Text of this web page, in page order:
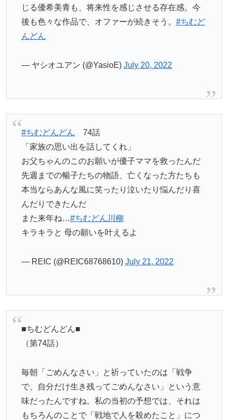
じる優希美青も、将来性を感じさせる存在感。今
後も色々な作品で、オファーが続きそう。 #ちむど
んどん
— ヤシオユアン (@YasioE) July 20, 2022
#ちむどんどん 74話
「家族の思い出を話してくれ」
お父ちゃんのこのお願いが優子ママを救ったんだ
先週までの暢子たちの物語、亡くなった方たちも
本当ならあんな風に笑ったり泣いたり悩んだり喜
んだりできたんだ
また来年ね…#ちむどん川柳
キラキラと 母の願いを叶えるよ
— REIC (@REIC68768610) July 21, 2022
■ちむどんどん■
（第74話）
毎朝「ごめんなさい」と祈っていたのは「戦争
で、自分だけ生き残ってごめんなさい」という意
味だったんですね。私の当初の予想では、それは
もちろんのことで「戦地で人を殺めたこと」につ